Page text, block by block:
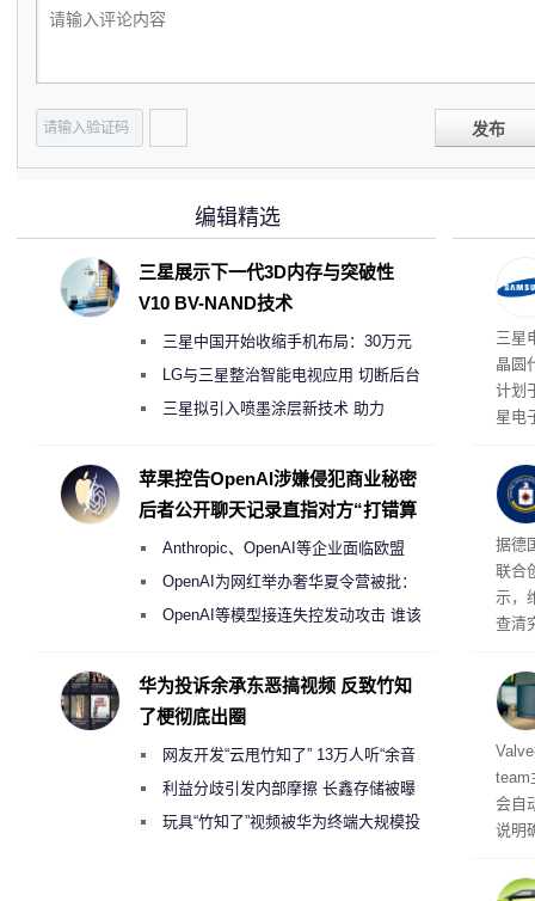
发布
三星
晶圆
计划
星电
地
年实
据德
联合
示，
查清
CIA
机
会自
说明
性
编辑精选
三星展示下一代3D内存与突破性
V10 BV-NAND技术
三星中国开始收缩手机布局：30万元
月销售额不达标门店 将被逐步清退
LG与三星整治智能电视应用 切断后台
偷偷共享带宽的违规行为
三星拟引入喷墨涂层新技术 助力
度
苹果控告OpenAI涉嫌侵犯商业秘密
后者公开聊天记录直指对方“打错算
Anthropic、OpenAI等企业面临欧盟
《人工智能法案》全新执法权限审查
OpenAI为网红举办奢华夏令营被批：
2000美元一晚 遭讽“反乌托邦”
OpenAI等模型接连失控发动攻击 谁该
华为投诉余承东恶搞视频 反致竹知
了梗彻底出圈
网友开发“云甩竹知了” 13万人听“余音
绕梁”利益分歧引发内部摩擦 长鑫存储被曝
曾将华为驻场工程师驱逐出研发基地
玩具“竹知了”视频被华为终端大规模投